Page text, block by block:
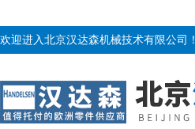
欢迎进入北京汉达森机械技术有限公司！